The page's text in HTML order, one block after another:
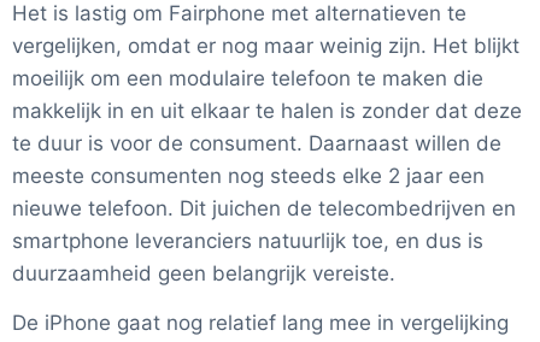
Het is lastig om Fairphone met alternatieven te
vergelijken, omdat er nog maar weinig zijn. Het blijkt
moeilijk om een modulaire telefoon te maken die
makkelijk in en uit elkaar te halen is zonder dat deze
te duur is voor de consument. Daarnaast willen de
meeste consumenten nog steeds elke 2 jaar een
nieuwe telefoon. Dit juichen de telecombedrijven en
smartphone leveranciers natuurlijk toe, en dus is
duurzaamheid geen belangrijk vereiste.
De iPhone gaat nog relatief lang mee in vergelijking